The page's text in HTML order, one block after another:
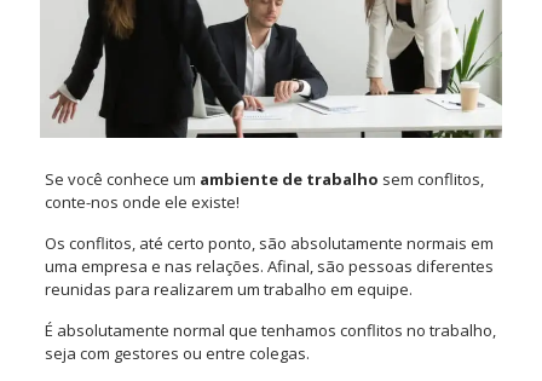
Se você conhece um ambiente de trabalho sem conflitos,
conte-nos onde ele existe!
Os conflitos, até certo ponto, são absolutamente normais em
uma empresa e nas relações. Afinal, são pessoas diferentes
reunidas para realizarem um trabalho em equipe.
É absolutamente normal que tenhamos conflitos no trabalho,
seja com gestores ou entre colegas.